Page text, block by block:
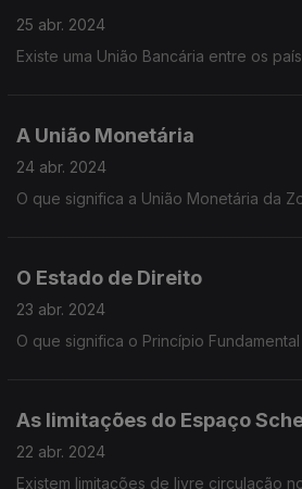
25 abr. 2024
Existe uma União Bancária entre os
A União Monetária
24 abr. 2024
O que significa a União Monetária da
O Estado de Direito
23 abr. 2024
O que significa o Princípio
As limitações do Espaço
22 abr. 2024
Existem limitações de livre circulação